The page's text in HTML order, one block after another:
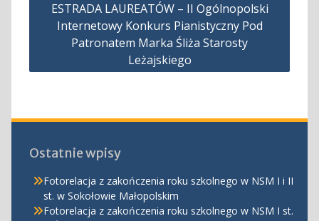
ESTRADA LAUREATÓW – II Ogólnopolski
Internetowy Konkurs Pianistyczny Pod
Patronatem Marka Śliża Starosty
Leżajskiego
Ostatnie wpisy
Fotorelacja z zakończenia roku szkolnego w NSM I i II
st. w Sokołowie Małopolskim
Fotorelacja z zakończenia roku szkolnego w NSM I st.